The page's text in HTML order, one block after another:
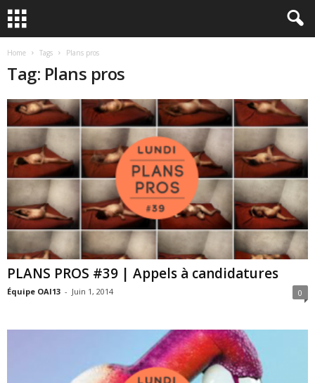
Home Tags Plans pros
Tag: Plans pros
PLANS PROS #39 | Appels à candidatures
Équipe OAI13 - Juin 1, 2014 0